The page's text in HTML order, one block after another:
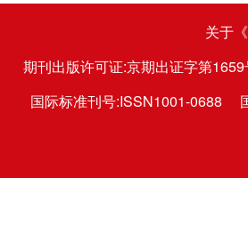
关于
期刊出版许可证:京期出证字第1659
国际标准刊号:ISSN1001-0688